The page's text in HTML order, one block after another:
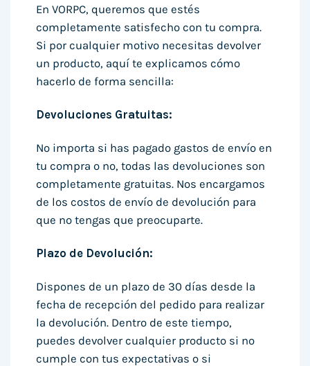
En VORPC, queremos que estés
completamente satisfecho con tu compra.
Si por cualquier motivo necesitas devolver
un producto, aquí te explicamos cómo
hacerlo de forma sencilla:
Devoluciones Gratuitas:
No importa si has pagado gastos de envío en
tu compra o no, todas las devoluciones son
completamente gratuitas. Nos encargamos
de los costos de envío de devolución para
que no tengas que preocuparte.
Plazo de Devolución:
Dispones de un plazo de 30 días desde la
fecha de recepción del pedido para realizar
la devolución. Dentro de este tiempo,
puedes devolver cualquier producto si no
cumple con tus expectativas o si